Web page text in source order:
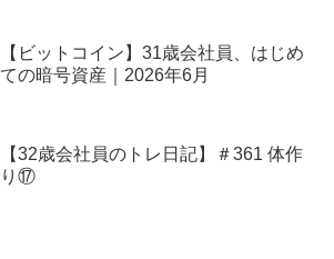
【ビットコイン】31歳会社員、はじめ
ての暗号資産｜2026年6月
【32歳会社員のトレ日記】＃361 体作
り⑰